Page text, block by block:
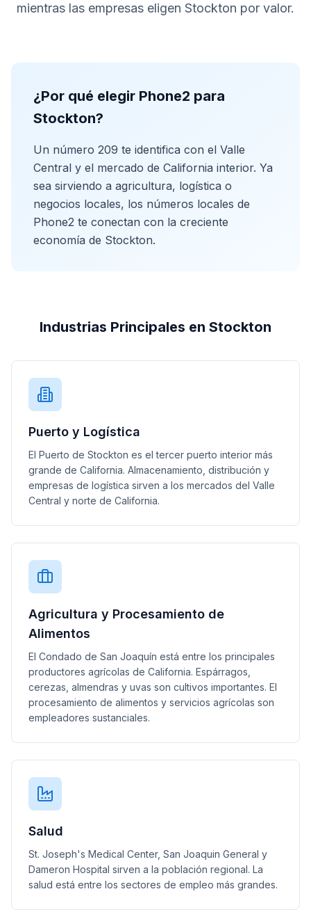
mientras las empresas eligen Stockton por valor.
¿Por qué elegir Phone2 para
Stockton?
Un número 209 te identifica con el Valle
Central y el mercado de California interior. Ya
sea sirviendo a agricultura, logística o
negocios locales, los números locales de
Phone2 te conectan con la creciente
economía de Stockton.
Industrias Principales en Stockton
Puerto y Logística
El Puerto de Stockton es el tercer puerto interior más
grande de California. Almacenamiento, distribución y
empresas de logística sirven a los mercados del Valle
Central y norte de California.
Agricultura y Procesamiento de
Alimentos
El Condado de San Joaquín está entre los principales
productores agrícolas de California. Espárragos,
cerezas, almendras y uvas son cultivos importantes. El
procesamiento de alimentos y servicios agrícolas son
empleadores sustanciales.
Salud
St. Joseph's Medical Center, San Joaquin General y
Dameron Hospital sirven a la población regional. La
salud está entre los sectores de empleo más grandes.